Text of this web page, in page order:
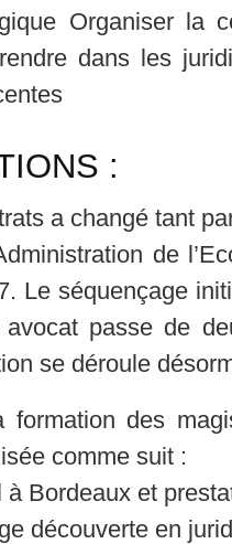
Organiser la
dans les
:
a changé tant
de
Le séquençage
passe de
se déroule
formation des
comme suit :
à Bordeaux et
découverte en